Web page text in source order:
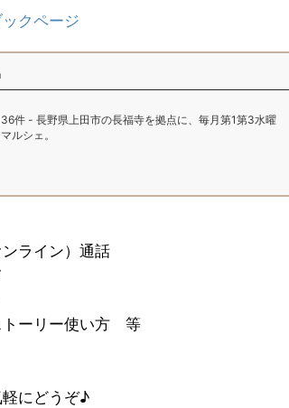
クページ
件 - 長野県上田市の長福寺を拠点に、毎月第1第3水曜
ルシェ。
ライン）通話
トーリー使い方 等
にどうぞ♪